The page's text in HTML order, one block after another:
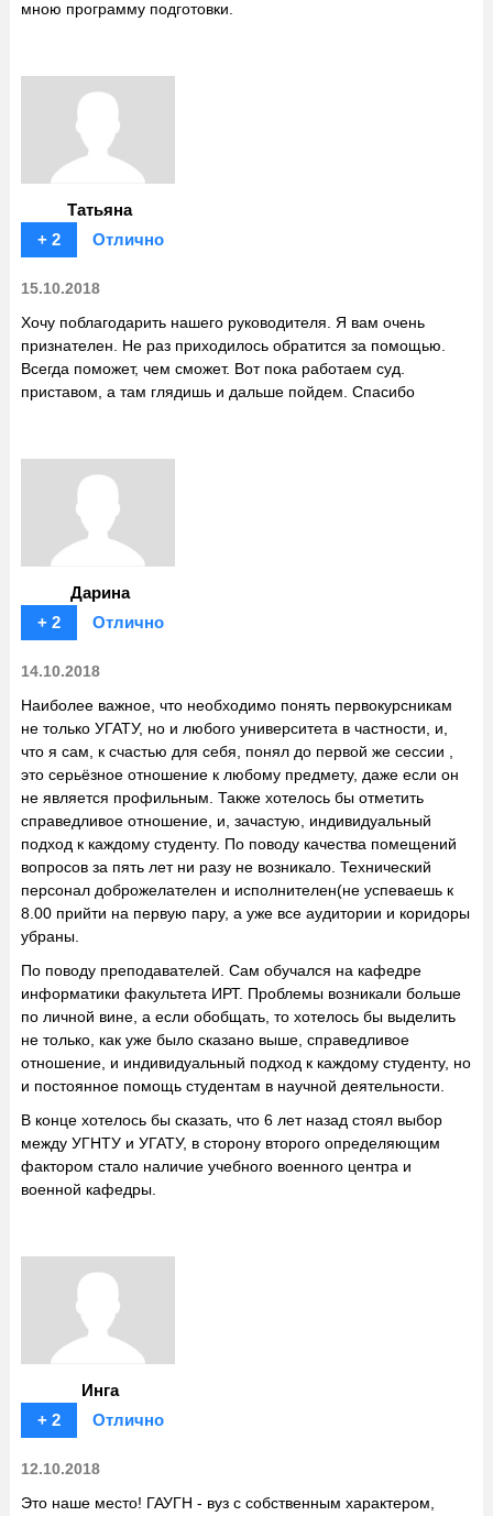
мною программу подготовки.
Татьяна
+ 2
Отлично
15.10.2018
Хочу поблагодарить нашего руководителя. Я вам очень
признателен. Не раз приходилось обратится за помощью.
Всегда поможет, чем сможет. Вот пока работаем суд.
приставом, а там глядишь и дальше пойдем. Спасибо
Дарина
+ 2
Отлично
14.10.2018
Наиболее важное, что необходимо понять первокурсникам
не только УГАТУ, но и любого университета в частности, и,
что я сам, к счастью для себя, понял до первой же сессии ,
это серьёзное отношение к любому предмету, даже если он
не является профильным. Также хотелось бы отметить
справедливое отношение, и, зачастую, индивидуальный
подход к каждому студенту. По поводу качества помещений
вопросов за пять лет ни разу не возникало. Технический
персонал доброжелателен и исполнителен(не успеваешь к
8.00 прийти на первую пару, а уже все аудитории и коридоры
убраны.
По поводу преподавателей. Сам обучался на кафедре
информатики факультета ИРТ. Проблемы возникали больше
по личной вине, а если обобщать, то хотелось бы выделить
не только, как уже было сказано выше, справедливое
отношение, и индивидуальный подход к каждому студенту, но
и постоянное помощь студентам в научной деятельности.
В конце хотелось бы сказать, что 6 лет назад стоял выбор
между УГНТУ и УГАТУ, в сторону второго определяющим
фактором стало наличие учебного военного центра и
военной кафедры.
Инга
+ 2
Отлично
12.10.2018
Это наше место! ГАУГН - вуз с собственным характером,